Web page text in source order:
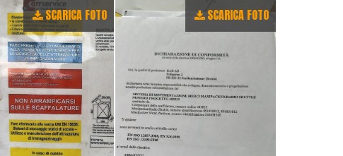
SCARICA FOTO SCARICA FOTO